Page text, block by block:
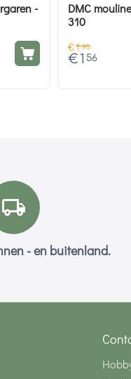
-
DMC
310
€1 95
€1 56
- en buitenland.